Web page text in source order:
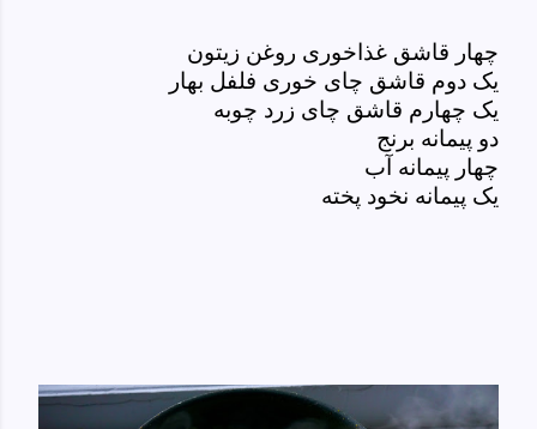
چهار قاشق غذاخوری روغن زیتون
یک دوم قاشق چای خوری فلفل بهار
یک چهارم قاشق چای زرد چوبه
دو پیمانه برنج
چهار پیمانه آب
یک پیمانه نخود پخته